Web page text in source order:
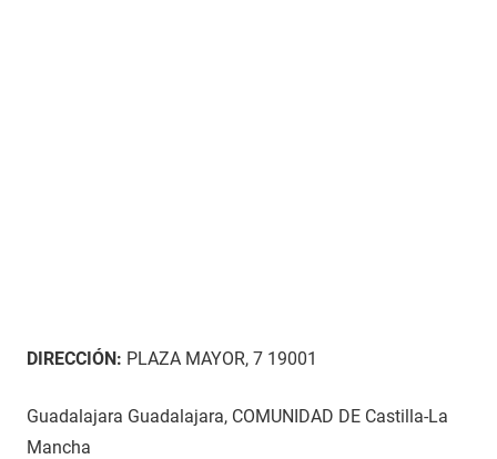
DIRECCIÓN: PLAZA MAYOR, 7 19001
Guadalajara Guadalajara, COMUNIDAD DE Castilla-La
Mancha